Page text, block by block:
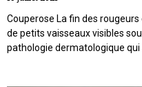
Couperose La fin des
de petits vaisseaux visibles
pathologie dermatologique